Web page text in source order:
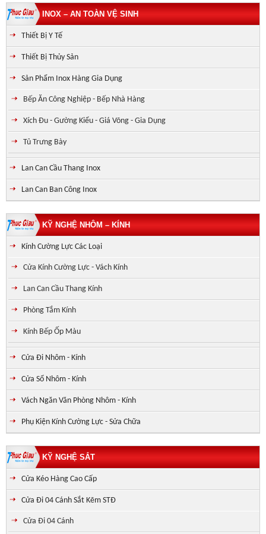
INOX – AN TOÀN VỆ SINH
Thiết Bị Y Tế
Thiết Bị Thủy Sản
Sản Phẩm Inox Hàng Gia Dụng
Bếp Ăn Công Nghiệp - Bếp Nhà Hàng
Xích Đu - Gường Kiểu - Giá Võng - Gia Dụng
Tủ Trưng Bày
Lan Can Cầu Thang Inox
Lan Can Ban Công Inox
KỸ NGHỆ NHÔM – KÍNH
Kính Cường Lực Các Loại
Cửa Kính Cường Lực - Vách Kính
Lan Can Cầu Thang Kính
Phòng Tắm Kính
Kính Bếp Ốp Màu
Cửa Đi Nhôm - Kính
Cửa Sổ Nhôm - Kính
Vách Ngăn Văn Phòng Nhôm - Kính
Phụ Kiện Kính Cường Lực - Sửa Chữa
KỸ NGHỆ SẮT
Cửa Kéo Hàng Cao Cấp
Cửa Đi 04 Cánh Sắt Kẽm STĐ
Cửa Đi 04 Cánh